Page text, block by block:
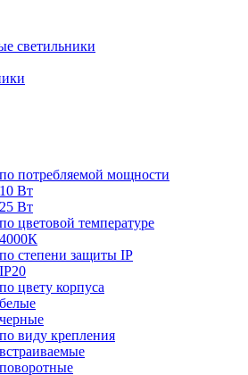
светильники
потребляемой мощности
Вт
Вт
цветовой температуре
степени защиты IP
цвету корпуса
виду крепления